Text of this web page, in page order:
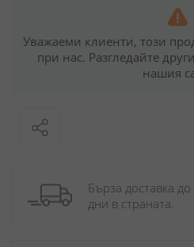
Уважаеми клиенти, този
при нас. Разгледайте
нашия
Бърза доставка
дни в страната.